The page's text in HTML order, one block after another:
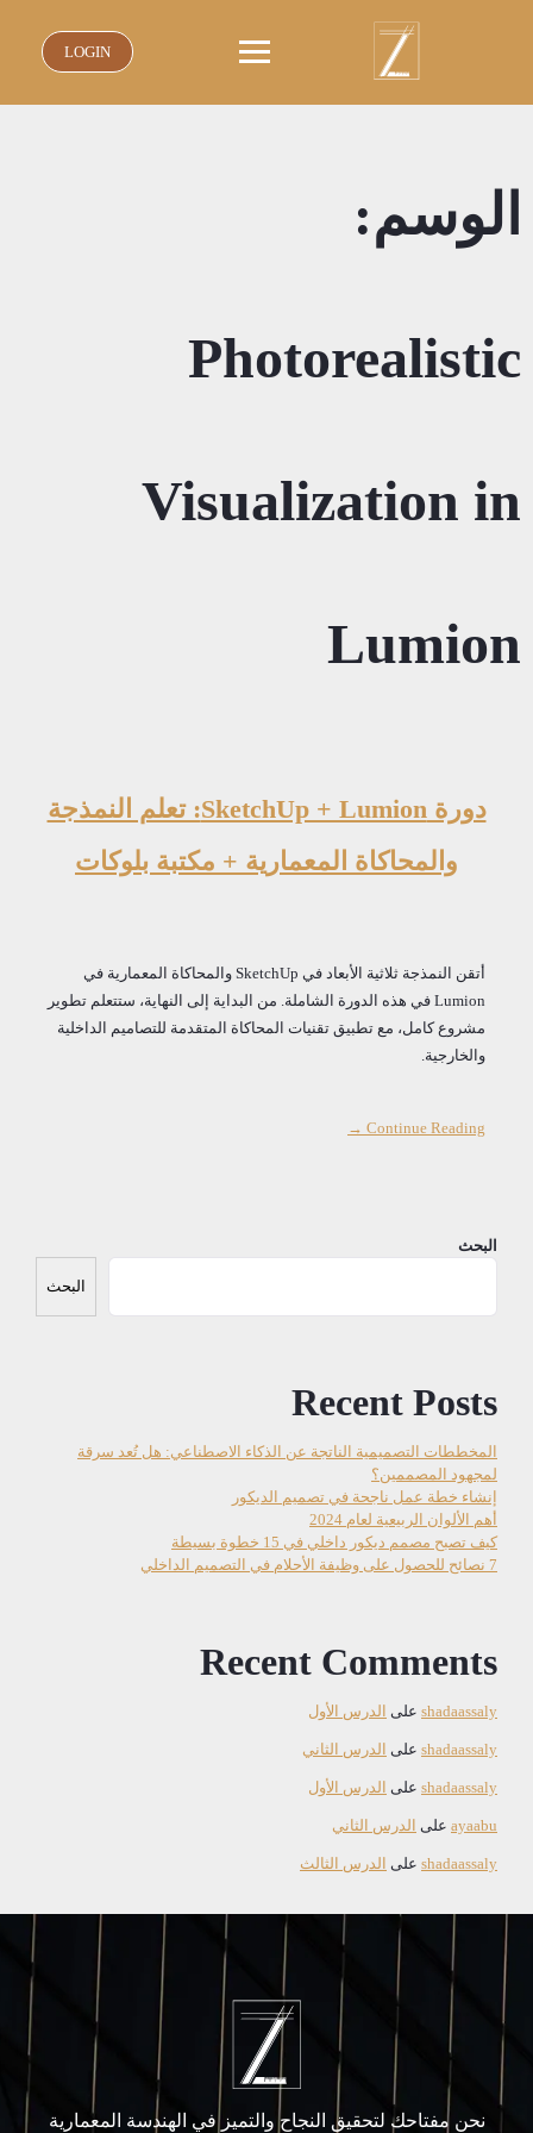
LOGIN
الوسم:
Photorealistic
Visualization in
Lumion
دورة SketchUp + Lumion: تعلم النمذجة
والمحاكاة المعمارية + مكتبة بلوكات
أتقن النمذجة ثلاثية الأبعاد في SketchUp والمحاكاة المعمارية في
Lumion في هذه الدورة الشاملة. من البداية إلى النهاية، ستتعلم تطوير
مشروع كامل، مع تطبيق تقنيات المحاكاة المتقدمة للتصاميم الداخلية
والخارجية.
Continue Reading →
البحث
البحث
Recent Posts
المخططات التصميمية الناتجة عن الذكاء الاصطناعي: هل تُعد سرقة
لمجهود المصممين؟
إنشاء خطة عمل ناجحة في تصميم الديكور
أهم الألوان الربيعية لعام 2024
كيف تصبح مصمم ديكور داخلي في 15 خطوة بسيطة
7 نصائح للحصول على وظيفة الأحلام في التصميم الداخلي
Recent Comments
shadaassaly على الدرس الأول
shadaassaly على الدرس الثاني
shadaassaly على الدرس الأول
ayaabu على الدرس الثاني
shadaassaly على الدرس الثالث
نحن مفتاحك لتحقيق النجاح والتميز في الهندسة المعمارية